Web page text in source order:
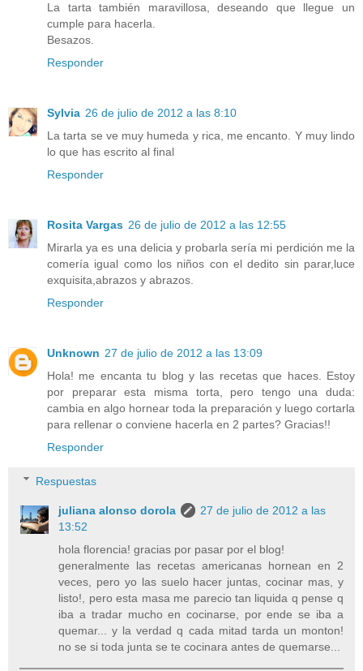
La tarta también maravillosa, deseando que llegue un
cumple para hacerla.
Besazos.
Responder
Sylvia 26 de julio de 2012 a las 8:10
La tarta se ve muy humeda y rica, me encanto. Y muy lindo
lo que has escrito al final
Responder
Rosita Vargas 26 de julio de 2012 a las 12:55
Mirarla ya es una delicia y probarla sería mi perdición me la
comería igual como los niños con el dedito sin parar,luce
exquisita,abrazos y abrazos.
Responder
Unknown 27 de julio de 2012 a las 13:09
Hola! me encanta tu blog y las recetas que haces. Estoy
por preparar esta misma torta, pero tengo una duda:
cambia en algo hornear toda la preparación y luego cortarla
para rellenar o conviene hacerla en 2 partes? Gracias!!
Responder
Respuestas
juliana alonso dorola
27 de julio de 2012 a las
13:52
hola florencia! gracias por pasar por el blog!
generalmente las recetas americanas hornean en 2
veces, pero yo las suelo hacer juntas, cocinar mas, y
listo!, pero esta masa me parecio tan liquida q pense q
iba a tradar mucho en cocinarse, por ende se iba a
quemar... y la verdad q cada mitad tarda un monton!
no se si toda junta se te cocinara antes de quemarse...